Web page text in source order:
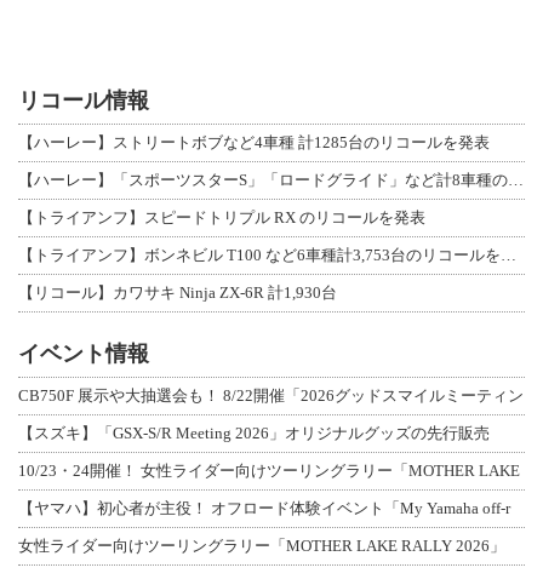
リコール情報
【ハーレー】ストリートボブなど4車種 計1285台のリコールを発表
【トライアンフ】スピードトリプル RX のリコールを発表
【リコール】カワサキ Ninja ZX-6R 計1,930台
イベント情報
CB750F 展示や大抽選会も！ 8/22開催「2026グッドスマイルミーティン
【スズキ】「GSX-S/R Meeting 2026」オリジナルグッズの先行販売
10/23・24開催！ 女性ライダー向けツーリングラリー「MOTHER LAKE
【ヤマハ】初心者が主役！ オフロード体験イベント「My Yamaha off-r
女性ライダー向けツーリングラリー「MOTHER LAKE RALLY 2026」